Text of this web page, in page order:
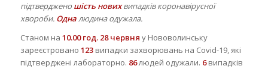
підтверджено шість новихвипадків коронавірусної
хвороби. Одналюдина одужала.
Станом на 10.00 год. 28 червня у Нововолинську
зареєстровано 123випадки захворювань на Covid-19, які
підтверджені лабораторно. 86людей одужали. 6випадків